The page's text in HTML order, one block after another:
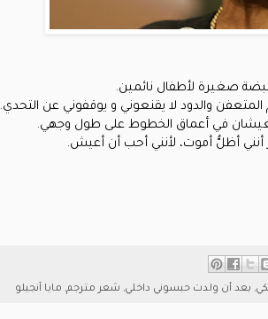
قبضة صغيرة لأطفال نائمين.
المتعفن والدود لا يقنعوني و يوقفوني عن التحدي.
تعيشان في أعماق الخطوط على طول وجهي.
أنني أظلُّ أموت، لأنني أحب أن أعيش.
, بعد أن ولدت حبسوني داخلي, شعر مترجم, مايا آنجيلو